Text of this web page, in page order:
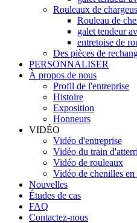
Rouleaux de
Rouleau de
galet tendeur
entretoise de
Des pièces de
PERSONNALISER
À propos de nous
Profil de l'entreprise
Histoire
Exposition
Honneurs
VIDÉO
Vidéo d'entreprise
Vidéo du train
Vidéo de rouleaux
Vidéo de chenilles en
Nouvelles
Études de cas
FAQ
Contactez-nous